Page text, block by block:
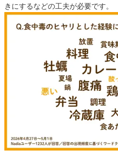
きにするなどの工夫が必要です。